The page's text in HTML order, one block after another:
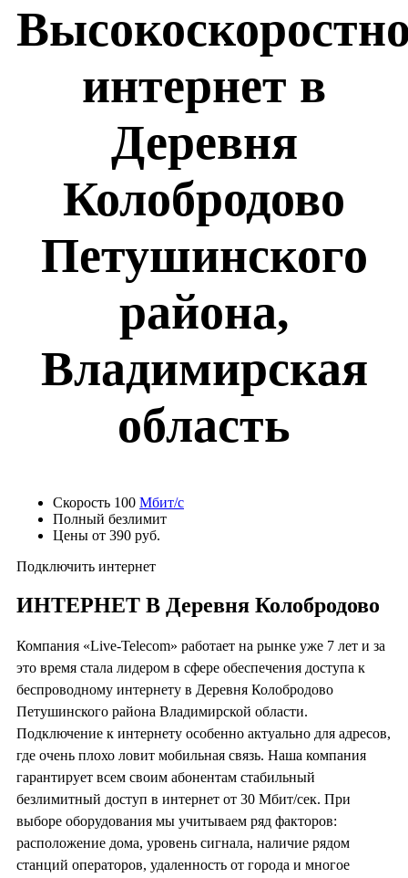
интернет в
Деревня
Колобродово
Петушинского
района,
Владимирская
область
Скорость 100 Мбит/с
Полный безлимит
Цены от 390 руб.
Подключить интернет
ИНТЕРНЕТ В Деревня Колобродово
Компания «Live-Telecom» работает на рынке уже 7 лет и за
это время стала лидером в сфере обеспечения доступа к
беспроводному интернету в Деревня Колобродово
Петушинского района Владимирской области.
Подключение к интернету особенно актуально для адресов,
где очень плохо ловит мобильная связь. Наша компания
гарантирует всем своим абонентам стабильный
безлимитный доступ в интернет от 30 Мбит/сек. При
выборе оборудования мы учитываем ряд факторов:
расположение дома, уровень сигнала, наличие рядом
станций операторов, удаленность от города и многое